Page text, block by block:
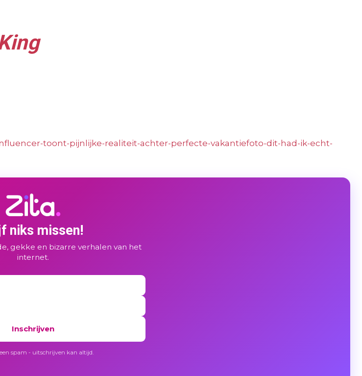
toont-pijnlijke-realiteit-achter-perfecte-vakantiefoto-dit-had-ik-echt-
niks missen!
gekke en bizarre verhalen van het
internet.
Inschrijven
spam - uitschrijven kan altijd.